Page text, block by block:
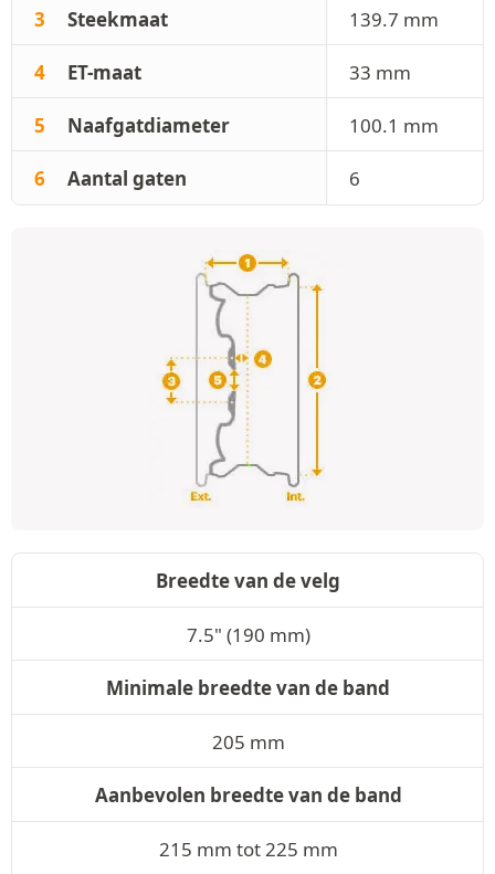
3 Steekmaat 139.7 mm
4 ET-maat 33 mm
5 Naafgatdiameter 100.1 mm
6 Aantal gaten 6
Breedte van de velg
7.5" (190 mm)
Minimale breedte van de band
205 mm
Aanbevolen breedte van de band
215 mm tot 225 mm